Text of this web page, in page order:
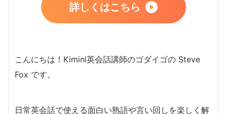
詳しくはこちら
こんにちは！Kimini英会話講師のゴダイゴの Steve
Fox です。
日常英会話で使える面白い熟語や言い回しを楽しく解